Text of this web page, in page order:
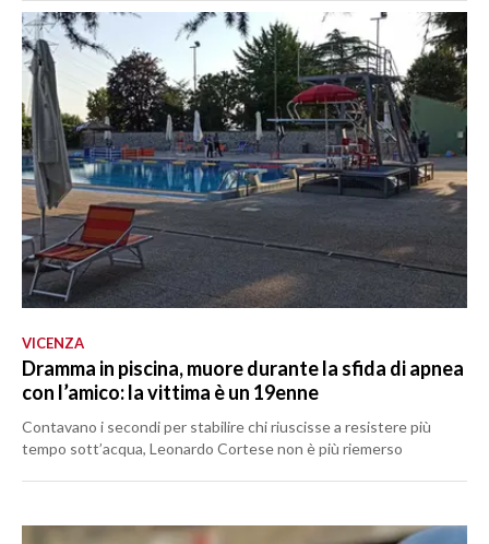
VICENZA
Dramma in piscina, muore durante la sfida di apnea
con l’amico: la vittima è un 19enne
Contavano i secondi per stabilire chi riuscisse a resistere più
tempo sott’acqua, Leonardo Cortese non è più riemerso